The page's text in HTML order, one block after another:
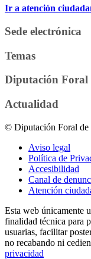
Ir a atención
Sede electrónica
Temas
Diputación Foral
Actualidad
© Diputación Foral de
Aviso legal
Política de
Accesibilidad
Canal de
Atención
Esta web únicamente
finalidad técnica para
usuarias, facilitar
no recabando ni
privacidad